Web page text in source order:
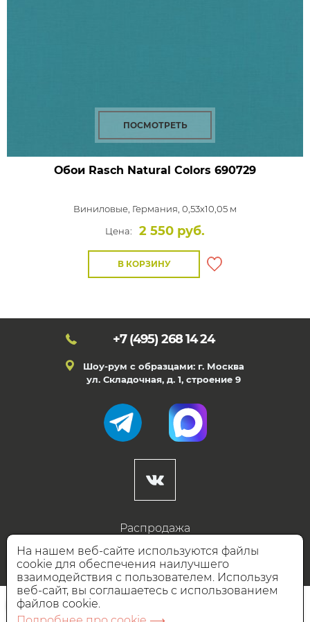
ПОСМОТРЕТЬ
Обои Rasch Natural Colors 690729
Виниловые, Германия, 0,53x10,05 м
Цена:
2 550 руб.
В КОРЗИНУ
+7 (495) 268 14 24
Шоу-рум с образцами: г. Москва
ул. Складочная, д. 1, строение 9
Распродажа
Готовые дизайны
Дизайнерам
НАШИ ПАРТНЁРЫ
На нашем веб-сайте используются файлы
cookie для обеспечения наилучшего
взаимодействия с пользователем. Используя
веб-сайт, вы соглашаетесь с использованием
файлов cookie.